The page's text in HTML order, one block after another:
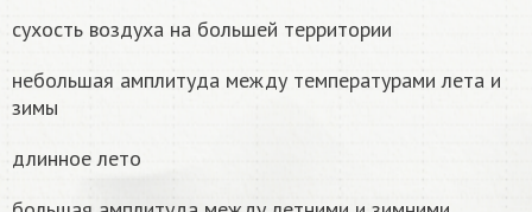
сухость воздуха на большей территории
небольшая амплитуда между температурами лета и
зимы
длинное лето